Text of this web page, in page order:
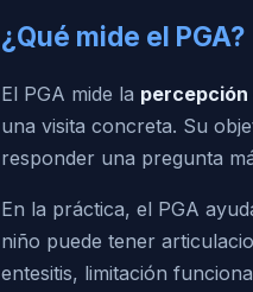
¿Qué mide el PGA?
El PGA mide la percepción
una visita concreta. Su
responder una pregunta
En la práctica, el PGA
niño puede tener
entesitis, limitación